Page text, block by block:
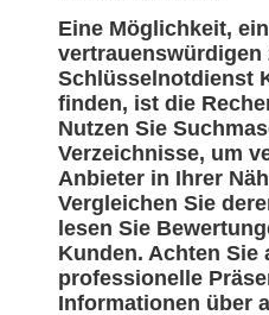
Eine Möglichkeit,
vertrauenswürdigen
Schlüsselnotdienst
finden, ist die
Nutzen Sie
Verzeichnisse, um
Anbieter in Ihrer
Vergleichen Sie
lesen Sie
Kunden. Achten Sie
professionelle
Informationen über